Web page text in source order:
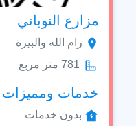
مزارع النوباني
رام الله والبيرة
781 متر مربع
خدمات ومميزات
بدون خدمات